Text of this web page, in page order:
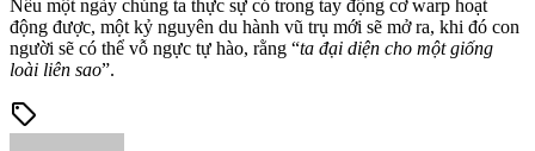
Nếu một ngày chúng ta thực sự có trong tay động cơ warp hoạt
động được, một kỷ nguyên du hành vũ trụ mới sẽ mở ra, khi đó con
người sẽ có thể vỗ ngực tự hào, rằng “ta đại diện cho một giống
loài liên sao”.
sell